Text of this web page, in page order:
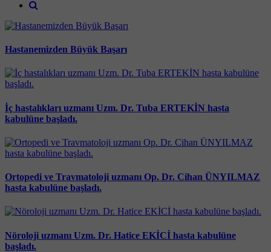
Hastanemizden Büyük Başarı
İç hastalıkları uzmanı Uzm. Dr. Tuba ERTEKİN hasta
kabulüne başladı.
Ortopedi ve Travmatoloji uzmanı Op. Dr. Cihan ÜNYILMAZ
hasta kabulüne başladı.
Nöroloji uzmanı Uzm. Dr. Hatice EKİCİ hasta kabulüne
başladı.